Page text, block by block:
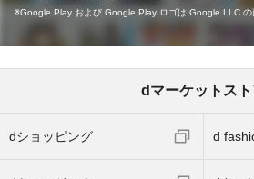
Google Play および Google Play ロゴは Google LLC の
dマーケットス
dショッピング d